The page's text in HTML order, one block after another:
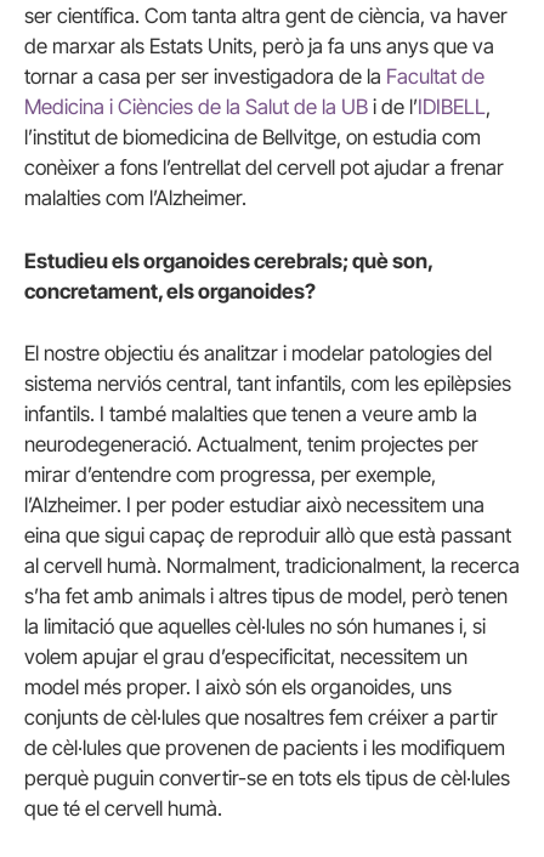
ser científica. Com tanta altra gent de ciència, va haver
de marxar als Estats Units, però ja fa uns anys que va
tornar a casa per ser investigadora de la Facultat de
Medicina i Ciències de la Salut de la UB i de l’IDIBELL,
l’institut de biomedicina de Bellvitge, on estudia com
conèixer a fons l’entrellat del cervell pot ajudar a frenar
malalties com l’Alzheimer.
Estudieu els organoides cerebrals; què son,
concretament, els organoides?
El nostre objectiu és analitzar i modelar patologies del
sistema nerviós central, tant infantils, com les epilèpsies
infantils. I també malalties que tenen a veure amb la
neurodegeneració. Actualment, tenim projectes per
mirar d’entendre com progressa, per exemple,
l’Alzheimer. I per poder estudiar això necessitem una
eina que sigui capaç de reproduir allò que està passant
al cervell humà. Normalment, tradicionalment, la recerca
s’ha fet amb animals i altres tipus de model, però tenen
la limitació que aquelles cèl·lules no són humanes i, si
volem apujar el grau d’especificitat, necessitem un
model més proper. I això són els organoides, uns
conjunts de cèl·lules que nosaltres fem créixer a partir
de cèl·lules que provenen de pacients i les modifiquem
perquè puguin convertir-se en tots els tipus de cèl·lules
que té el cervell humà.